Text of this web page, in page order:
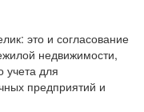
это и согласование
недвижимости,
учета для
предприятий и